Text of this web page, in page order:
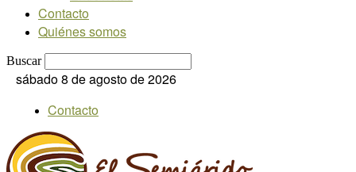
Contacto
Quiénes somos
Buscar
sábado 8 de agosto de 2026
Contacto